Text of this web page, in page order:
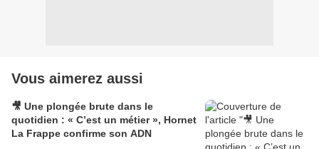
Vous aimerez aussi
🎥 Une plongée brute dans le
quotidien : « C’est un métier », Hornet
La Frappe confirme son ADN